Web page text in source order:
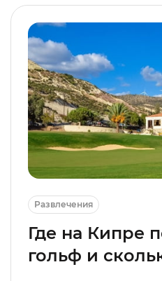
Развлечения
Где на Кипре
гольф и